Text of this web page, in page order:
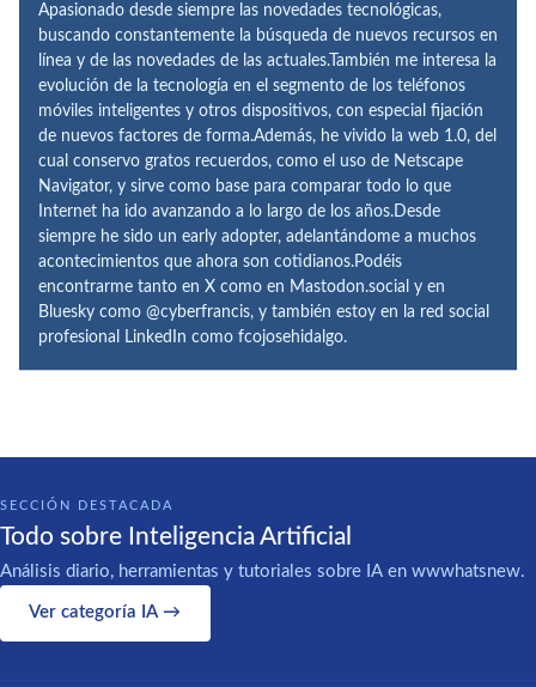
Apasionado desde siempre las novedades tecnológicas,
buscando constantemente la búsqueda de nuevos recursos en
línea y de las novedades de las actuales.También me interesa la
evolución de la tecnología en el segmento de los teléfonos
móviles inteligentes y otros dispositivos, con especial fijación
de nuevos factores de forma.Además, he vivido la web 1.0, del
cual conservo gratos recuerdos, como el uso de Netscape
Navigator, y sirve como base para comparar todo lo que
Internet ha ido avanzando a lo largo de los años.Desde
siempre he sido un early adopter, adelantándome a muchos
acontecimientos que ahora son cotidianos.Podéis
encontrarme tanto en X como en Mastodon.social y en
Bluesky como @cyberfrancis, y también estoy en la red social
profesional LinkedIn como fcojosehidalgo.
SECCIÓN DESTACADA
Todo sobre Inteligencia Artificial
Análisis diario, herramientas y tutoriales sobre IA en wwwhatsnew.
Ver categoría IA →